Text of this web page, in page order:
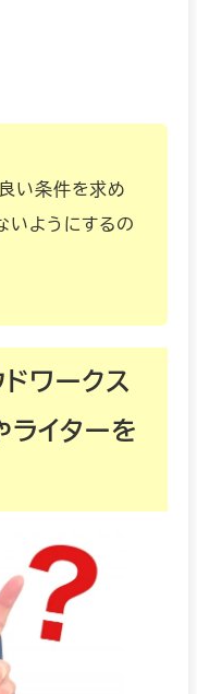
い条件を求め
いようにするの
ワークス
イターを